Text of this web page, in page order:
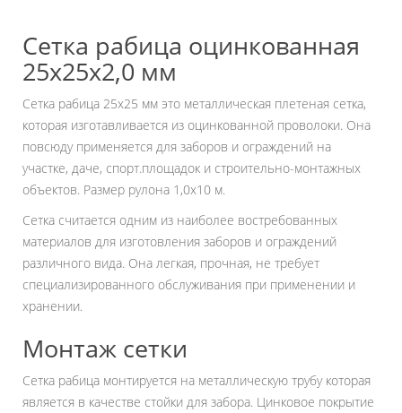
Сетка рабица оцинкованная
25х25х2,0 мм
Сетка рабица 25х25 мм это металлическая плетеная сетка,
которая изготавливается из оцинкованной проволоки. Она
повсюду применяется для заборов и ограждений на
участке, даче, спорт.площадок и строительно-монтажных
объектов. Размер рулона 1,0х10 м.
Сетка считается одним из наиболее востребованных
материалов для изготовления заборов и ограждений
различного вида. Она легкая, прочная, не требует
специализированного обслуживания при применении и
хранении.
Монтаж сетки
Сетка рабица монтируется на металлическую трубу которая
является в качестве стойки для забора. Цинковое покрытие